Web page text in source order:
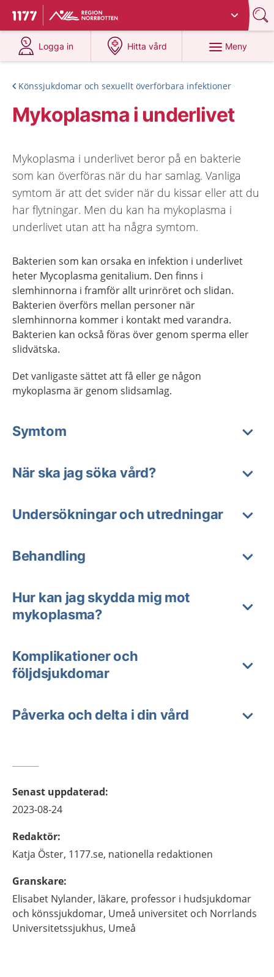
Till startsidan för 1177
Du har valt region
Logga in
på 1177.se
Hitta vård
på 1177.se
Meny
Könssjukdomar och sexuellt överförbara infektioner
Mykoplasma i underlivet
Mykoplasma i underlivet beror på en bakterie
som kan överföras när du har samlag. Vanliga
symtom är att det svider när du kissar eller att du
har flytningar. Men du kan ha mykoplasma i
underlivet utan att ha några symtom.
Bakterien som kan orsaka en infektion i underlivet
heter Mycoplasma genitalium. Den finns i
slemhinnorna i framför allt urinröret och slidan.
Bakterien överförs mellan personer när
slemhinnorna kommer i kontakt med varandra.
Bakterien kan också föras över genom sperma eller
slidvätska.
Det vanligaste sättet att få eller ge någon
mykoplasma är genom slidsamlag.
Symtom
När ska jag söka vård?
Undersökningar och utredningar
Behandling
Hur kan jag skydda mig mot
mykoplasma?
Komplikationer och
följdsjukdomar
Påverka och delta i din vård
Senast uppdaterad:
2023-08-24
Redaktör:
Katja Öster, 1177.se, nationella redaktionen
Granskare:
Elisabet Nylander, läkare, professor i hudsjukdomar
och könssjukdomar, Umeå universitet och Norrlands
Universitetssjukhus, Umeå